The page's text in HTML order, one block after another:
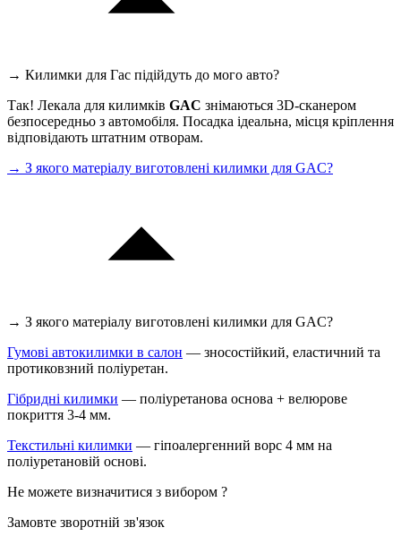
→ Килимки для Гас підійдуть до мого авто?
Так! Лекала для килимків GAC знімаються 3D-сканером
безпосередньо з автомобіля. Посадка ідеальна, місця кріплення
відповідають штатним отворам.
→ З якого матеріалу виготовлені килимки для GAC?
→ З якого матеріалу виготовлені килимки для GAC?
Гумові автокилимки в салон — зносостійкий, еластичний та
протиковзний поліуретан.
Гібридні килимки — поліуретанова основа + велюрове
покриття 3-4 мм.
Текстильні килимки — гіпоалергенний ворс 4 мм на
поліуретановій основі.
Не можете визначитися з вибором ?
Замовте зворотній зв'язок